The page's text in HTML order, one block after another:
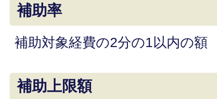
補助率
補助対象経費の2分の1以内の額
補助上限額